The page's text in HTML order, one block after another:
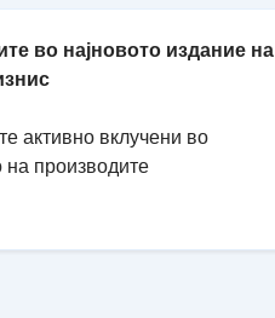
во најновото издание на
активно вклучени во
на производите